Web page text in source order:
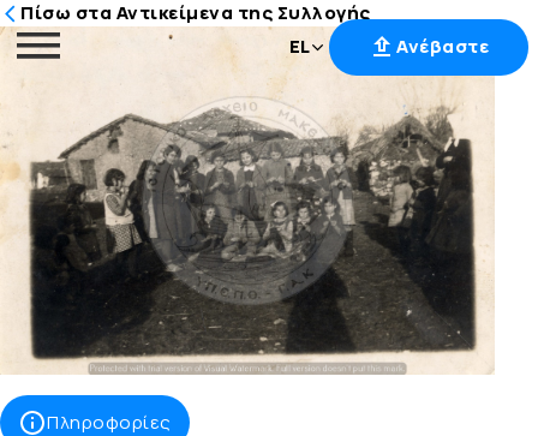
Μετάβαση
περιεχόμενο
EL Ανέβαστε
Πίσω στα Αντικείμενα της Συλλογής
Πληροφορίες